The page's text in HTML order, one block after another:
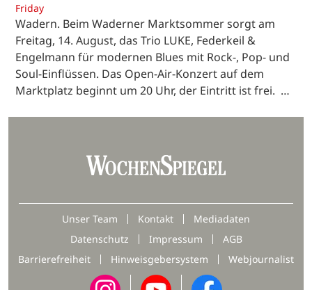
Friday
Wadern. Beim Waderner Marktsommer sorgt am
Freitag, 14. August, das Trio LUKE, Federkeil &
Engelmann für modernen Blues mit Rock-, Pop- und
Soul-Einflüssen. Das Open-Air-Konzert auf dem
Marktplatz beginnt um 20 Uhr, der Eintritt ist frei. …
Unser Team Kontakt
Mediadaten
Datenschutz
Impressum
AGB
Barrierefreiheit
Hinweisgebersystem Webjournalist